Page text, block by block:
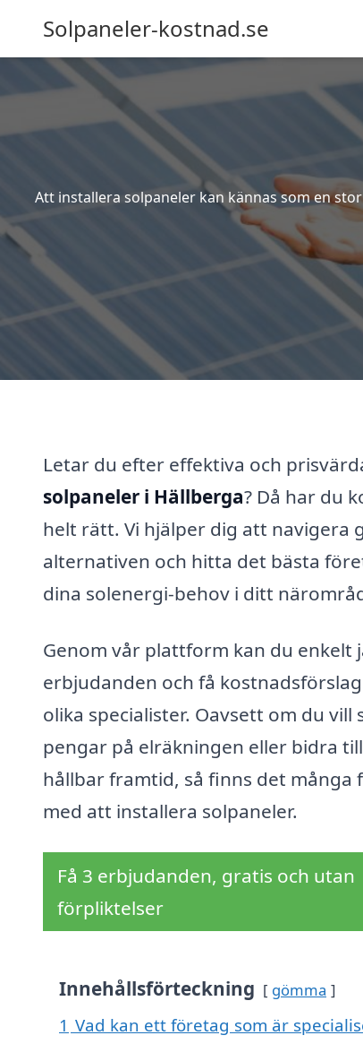
Solpaneler-kostnad.se
Att installera solpaneler kan kännas som en
Letar du efter effektiva och
solpaneler i Hällberga? Då har du
helt rätt. Vi hjälper dig att navigera
alternativen och hitta det bästa
dina solenergi-behov i ditt
Genom vår plattform kan du enkelt
erbjudanden och få
olika specialister. Oavsett om du vill
pengar på elräkningen eller bidra
hållbar framtid, så finns det många
med att installera solpaneler.
Få 3 erbjudanden, gratis och utan
förpliktelser
Innehållsförteckning gömma
1 Vad kan ett företag som är